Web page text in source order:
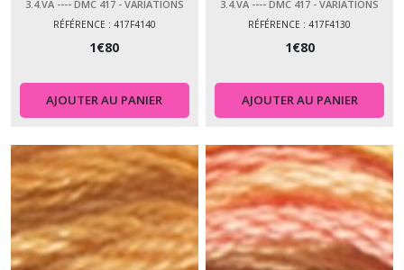
3.4.VA ---- DMC 417 - VARIATIONS
RÉFÉRENCE : 417F4140
1€80
AJOUTER AU PANIER
3.4.VA ---- DMC 417 - VARIATIONS
RÉFÉRENCE : 417F4130
1€80
AJOUTER AU PANIER